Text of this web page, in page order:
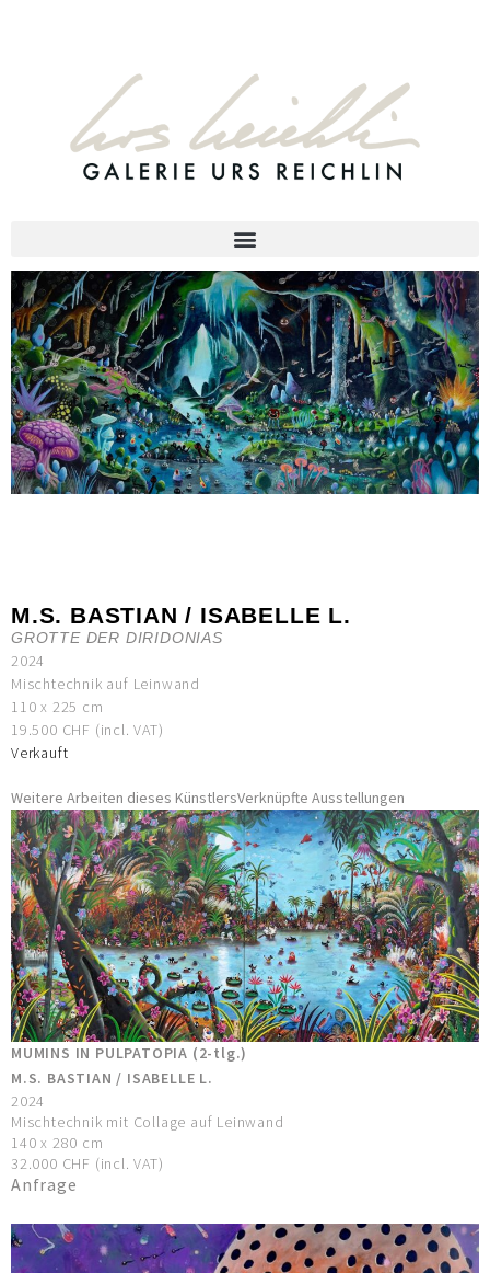
M.S. BASTIAN / ISABELLE L.
GROTTE DER DIRIDONIAS
2024
Mischtechnik auf Leinwand
110 x 225 cm
19.500 CHF (incl. VAT)
Verkauft
Weitere Arbeiten dieses KünstlersVerknüpfte Ausstellungen
MUMINS IN PULPATOPIA (2-tlg.)
M.S. BASTIAN / ISABELLE L.
2024
Mischtechnik mit Collage auf Leinwand
140 x 280 cm
32.000 CHF (incl. VAT)
Anfrage